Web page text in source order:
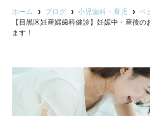
ホーム ブログ 小児歯科・育児
ベ
【目黒区妊産婦歯科健診】妊娠中・産後
ます！